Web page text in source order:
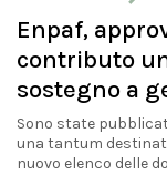
Enpaf,
contributo
sostegno a
Sono state
una tantum
nuovo elenco delle